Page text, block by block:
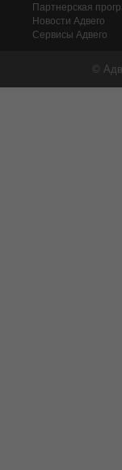
Партнерская
Новости Адвего
Сервисы Адвего
©